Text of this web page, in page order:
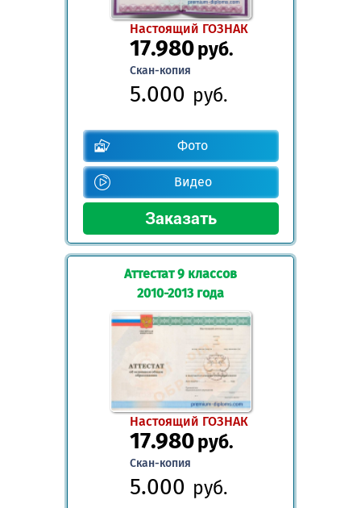
Настоящий ГОЗНАК
17.980руб.
Скан-копия
5.000 руб.
Фото
Видео
Аттестат 9 классов
2010-2013 года
Настоящий ГОЗНАК
17.980руб.
Скан-копия
5.000 руб.